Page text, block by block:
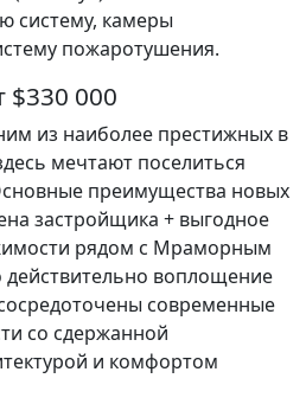
систему, камеры
пожаротушения.
$330 000
из наиболее престижных в
мечтают поселиться
преимущества новых
застройщика + выгодное
рядом с Мраморным
воплощение
современные
со сдержанной
и комфортом